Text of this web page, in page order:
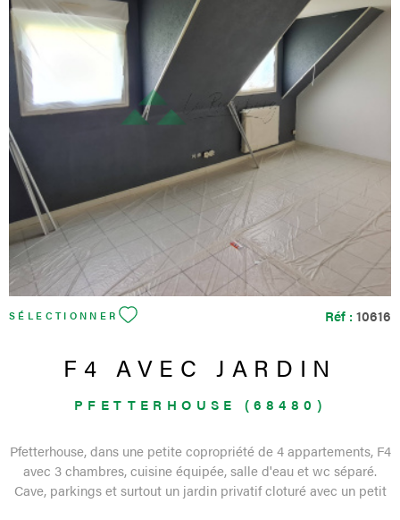
ainsi que d’une salle de bain avec wc, offrant un confort
appréciable pour une famille. La maison bénéficie également
d’un sous-sol complet d’environ 66 m², comprenant notamment
un garage, des espaces de rangement et de stationnement. Des
places de parking extérieures complètent l’ensemble. Côté
confort, le bien dispose d’une pompe à chaleur avec chauffage
au sol au rez-de-chaussée, de radiateurs à l’étage, d’une VMC
simple flux ainsi que d’un adoucisseur d’eau. Le DPE classé B
constitue un véritable atout pour une maison individuelle. Le
terrain principal de 600 m², complété par une quote-part de
chemin privatif en indivision, offre un cadre agréable, verdoyant
et facile à vivre. Une maison récente, bien entretenue,
fonctionnelle et idéalement située dans un secteur frontalier très
recherché. Les informations sur les risques auxquels ce bien est
exposé sont disponibles sur le site Géorisques
VOIR LE BIEN
SÉLECTIONNER Réf : 10616
F4 AVEC JARDIN
PFETTERHOUSE (68480)
Pfetterhouse, dans une petite copropriété de 4 appartements, F4
avec 3 chambres, cuisine équipée, salle d'eau et wc séparé.
Cave, parkings et surtout un jardin privatif cloturé avec un petit